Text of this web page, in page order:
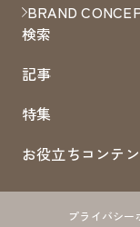
BRAND
検索
記事
特集
お役立ちコンテ
プライバシー